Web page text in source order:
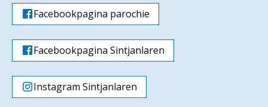
Facebookpagina parochie
Facebookpagina Sintjanlaren
Instagram Sintjanlaren